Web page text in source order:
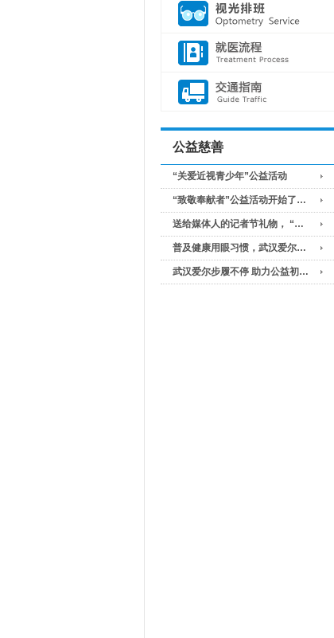
公益慈善
“关爱近视青少年”公益活动
“致敬奉献者”公益活动开始了…
送给媒体人的记者节礼物， “…
普及健康用眼习惯，武汉爱尔…
武汉爱尔步履不停 助力公益初…